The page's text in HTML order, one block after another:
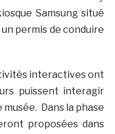
Samsung situé
permis de conduire
interactives ont
puissent interagir
Dans la phase
proposées dans